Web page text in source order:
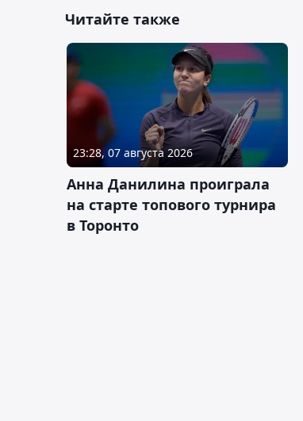
Читайте также
23:28, 07 августа 2026
Анна Данилина проиграла
на старте топового турнира
в Торонто